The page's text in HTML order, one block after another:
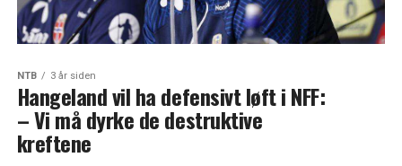
NTB 3 år siden
Hangeland vil ha defensivt løft i NFF:
– Vi må dyrke de destruktive
kreftene